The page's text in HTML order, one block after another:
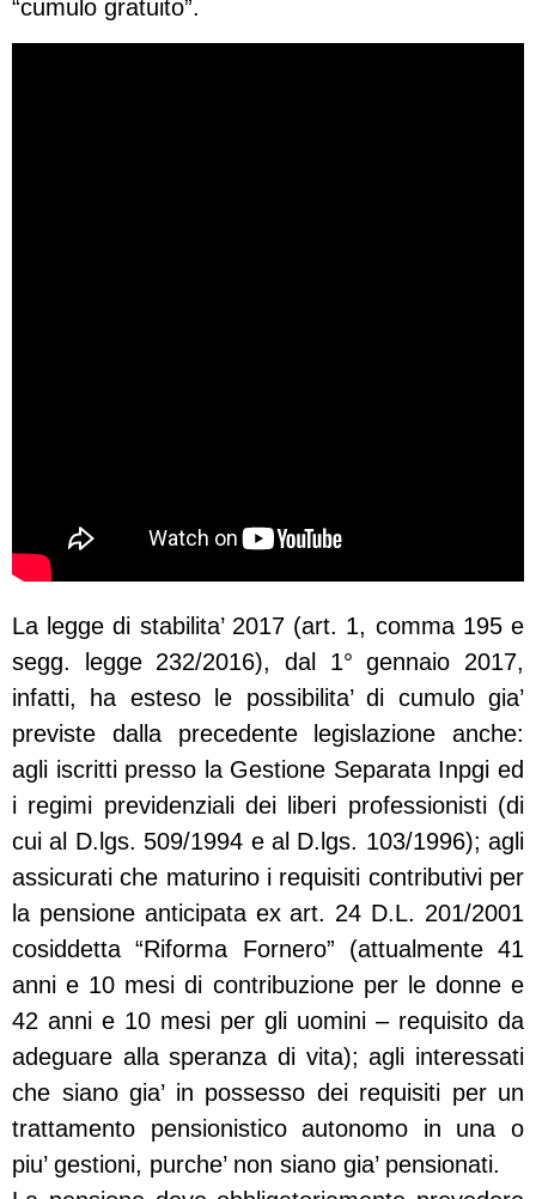
“cumulo gratuito”.
La legge di stabilita’ 2017 (art. 1, comma 195 e
segg. legge 232/2016), dal 1° gennaio 2017,
infatti, ha esteso le possibilita’ di cumulo gia’
previste dalla precedente legislazione anche:
agli iscritti presso la Gestione Separata Inpgi ed
i regimi previdenziali dei liberi professionisti (di
cui al D.lgs. 509/1994 e al D.lgs. 103/1996); agli
assicurati che maturino i requisiti contributivi per
la pensione anticipata ex art. 24 D.L. 201/2001
cosiddetta “Riforma Fornero” (attualmente 41
anni e 10 mesi di contribuzione per le donne e
42 anni e 10 mesi per gli uomini – requisito da
adeguare alla speranza di vita); agli interessati
che siano gia’ in possesso dei requisiti per un
trattamento pensionistico autonomo in una o
piu’ gestioni, purche’ non siano gia’ pensionati.